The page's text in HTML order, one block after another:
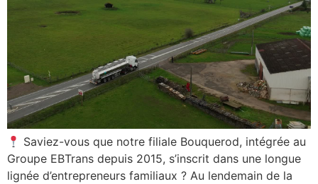
Saviez-vous que notre filiale Bouquerod, intégrée au
Groupe EBTrans depuis 2015, s’inscrit dans une longue
lignée d’entrepreneurs familiaux ? Au lendemain de la